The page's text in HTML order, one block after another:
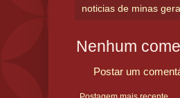
noticias de minas
Nenhum
Postar um